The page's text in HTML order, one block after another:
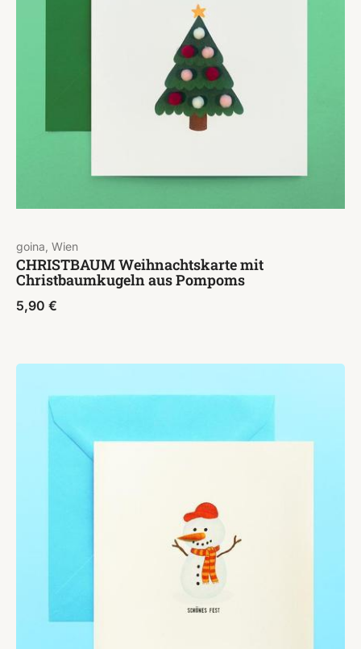
goina, Wien
CHRISTBAUM Weihnachtskarte mit
Christbaumkugeln aus Pompoms
5,90 €